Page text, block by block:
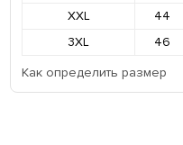
XXL
44
3XL
46
Как определить размер